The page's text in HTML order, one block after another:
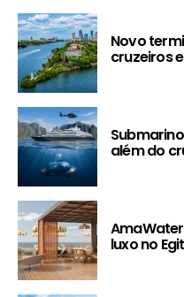
Novo
cruzeiros
além do
luxo no